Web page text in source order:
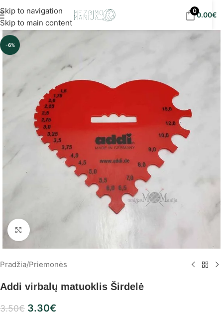
Skip to navigation
Skip to main content
eur!
00.00€
-6%
Spustelėkite, norėdami padidinti
Pradžia/Priemonės
Addi virbalų matuoklis Širdelė
3.50€ 3.30€